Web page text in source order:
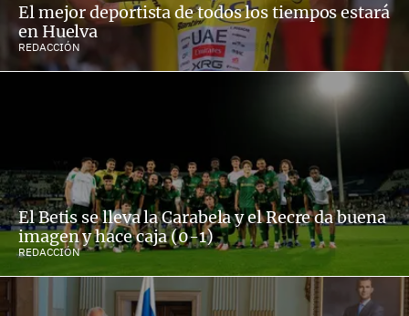
El mejor deportista de todos los tiempos estará
en Huelva
REDACCIÓN
El Betis se lleva la Carabela y el Recre da buena
imagen y hace caja (0-1)
REDACCIÓN